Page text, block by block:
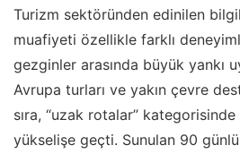
Turizm sektöründen edinilen
muafiyeti özellikle farklı
gezginler arasında büyük yankı
Avrupa turları ve yakın çevre
sıra, “uzak rotalar” kategorisinde
yükselişe geçti. Sunulan 90